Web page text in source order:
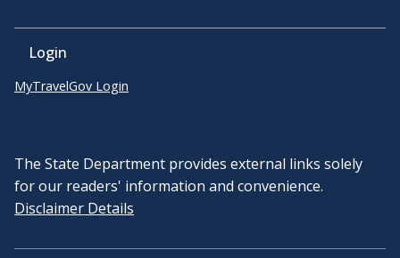
Login
MyTravelGov Login
The State Department provides external links solely
for our readers' information and convenience.
Disclaimer Details